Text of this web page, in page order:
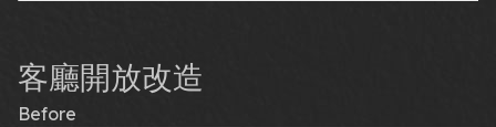
客廳開放改造
Before